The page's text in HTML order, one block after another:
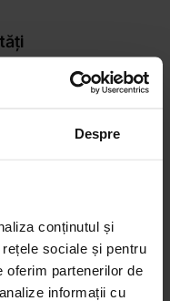
Despre
conținutul și
sociale și pentru
oferim partenerilor de
informații cu
de vânzare reunește
premium. Aceste
și
pentru familii
un stil de viață